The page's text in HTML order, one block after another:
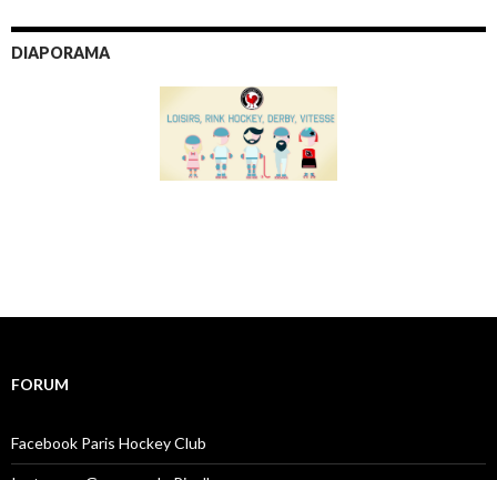
DIAPORAMA
FORUM
Facebook Paris Hockey Club